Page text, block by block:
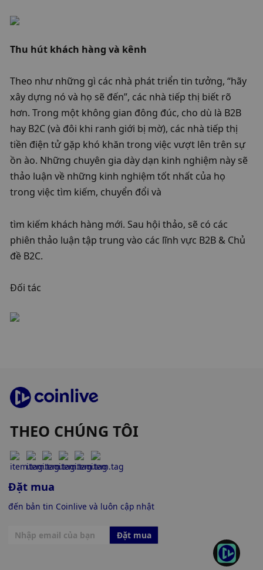
​Thu hút khách hàng và kênh
​Theo như những gì các nhà phát triển tin tưởng, “hãy
xây dựng nó và họ sẽ đến”, các nhà tiếp thị biết rõ
hơn. Trong một không gian đông đúc, cho dù là B2B
hay B2C (và đôi khi ranh giới bị mờ), các nhà tiếp thị
tiền điện tử gặp khó khăn trong việc vượt lên trên sự
ồn ào. Những chuyên gia dày dạn kinh nghiệm này sẽ
thảo luận về những kinh nghiệm tốt nhất của họ
trong việc tìm kiếm, chuyển đổi và
tìm kiếm khách hàng mới. Sau hội thảo, sẽ có các
phiên thảo luận tập trung vào các lĩnh vực B2B & Chủ
đề B2C.
​Đối tác
THEO CHÚNG TÔI
Đặt mua
đến bản tin Coinlive và luôn cập nhật
Đặt mua